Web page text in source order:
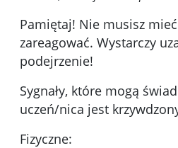
Pamiętaj! Nie musisz
zareagować. Wystarczy
podejrzenie!
Sygnały, które mogą
uczeń/nica jest
Fizyczne: